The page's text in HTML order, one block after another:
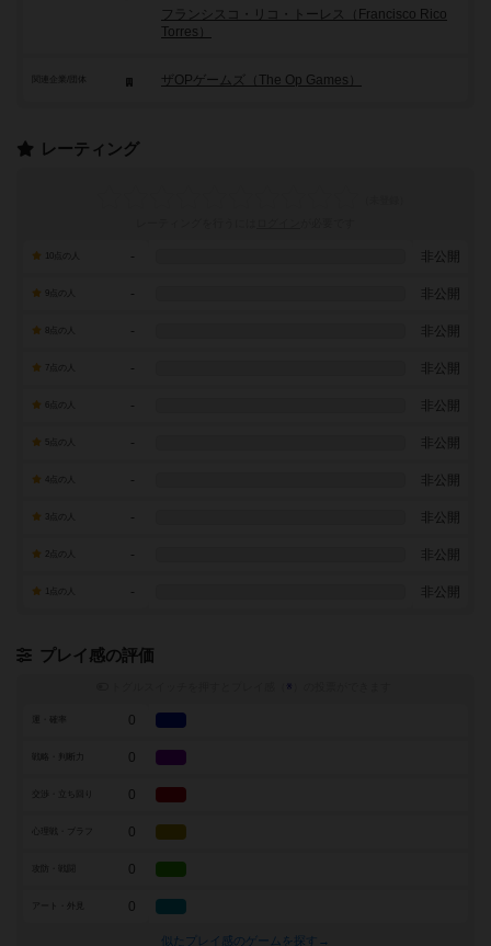
フランシスコ・リコ・トーレス（Francisco Rico
Torres）
ザOPゲームズ（The Op Games）
レーティング
- 非公開
- 非公開
- 非公開
7点の人 - 非公開
- 非公開
- 非公開
- 非公開
- 非公開
- 非公開
- 非公開
プレイ感の評価
※
0
戦略・判断力 0
0
0
0
アート・外見 0
似たプレイ感のゲームを探す→